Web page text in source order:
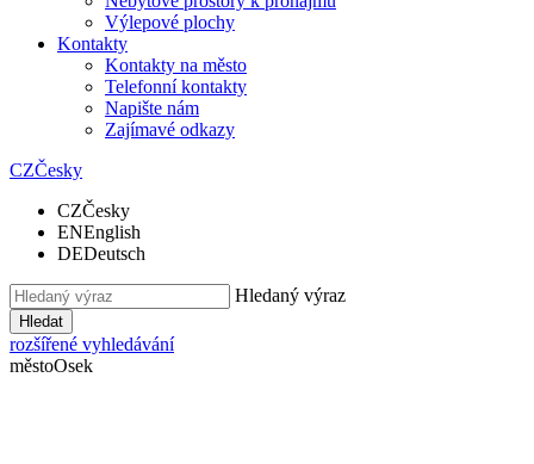
Výlepové plochy
Kontakty
Kontakty na město
Telefonní kontakty
Napište nám
Zajímavé odkazy
CZČesky
CZČesky
ENEnglish
DEDeutsch
Hledaný výraz
Hledat
rozšířené vyhledávání
městoOsek